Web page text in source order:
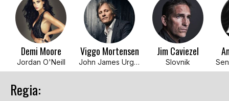
Demi Moore
Jordan O'Neill
Viggo Mortensen
John James Urgayle
Jim Caviezel
Slovnik
Regia: